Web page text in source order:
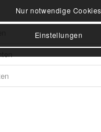
Metro
ICE 3.2druckdicht
Nur notwendige Cookies
Einstellungen